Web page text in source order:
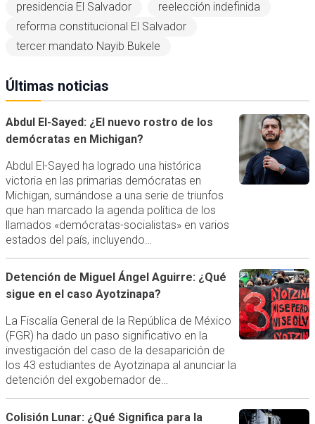
presidencia El Salvador
reelección indefinida
reforma constitucional El Salvador
tercer mandato Nayib Bukele
Últimas noticias
Abdul El-Sayed: ¿El nuevo rostro de los
demócratas en Michigan?
Abdul El-Sayed ha logrado una histórica
victoria en las primarias demócratas en
Michigan, sumándose a una serie de triunfos
que han marcado la agenda política de los
llamados «demócratas-socialistas» en varios
estados del país, incluyendo…
Detención de Miguel Ángel Aguirre: ¿Qué
sigue en el caso Ayotzinapa?
La Fiscalía General de la República de México
(FGR) ha dado un paso significativo en la
investigación del caso de la desaparición de
los 43 estudiantes de Ayotzinapa al anunciar la
detención del exgobernador de…
Colisión Lunar: ¿Qué Significa para la